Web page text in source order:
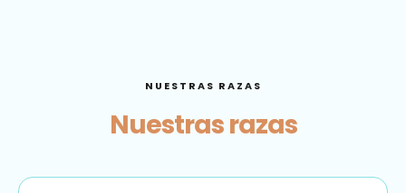
NUESTRAS RAZAS
Nuestras razas